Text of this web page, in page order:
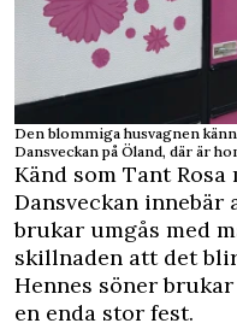
Den blommiga husvagnen
Dansveckan på Öland, där är
Känd som Tant Rosa
Dansveckan
brukar umgås med
skillnaden att det
Hennes söner
en enda stor fest.